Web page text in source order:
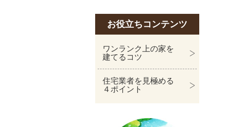
お役立ちコンテンツ
ワンランク上の家を
建てるコツ
住宅業者を見極める
４ポイント